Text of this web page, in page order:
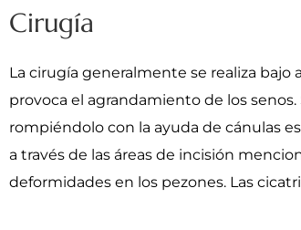
Cirugía
La cirugía generalmente se realiza
provoca el agrandamiento de los
rompiéndolo con la ayuda de cánulas
a través de las áreas de incisión
deformidades en los pezones. Las